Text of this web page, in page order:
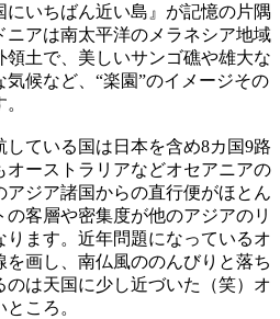
にいちばん近い島』が記憶の片隅
ニアは南太平洋のメラネシア地域
土で、美しいサンゴ礁や雄大な
候など、“楽園”のイメージその
ている国は日本を含め8カ国9路
ーストラリアなどオセアニアの
アジア諸国からの直行便がほとん
客層や密集度が他のアジアのリ
ます。近年問題になっているオ
画し、南仏風ののんびりと落ち
は天国に少し近づいた（笑）オ
ころ。